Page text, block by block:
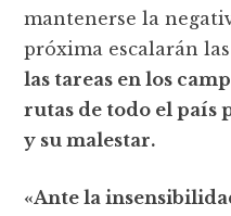
mantenerse la
próxima escalarán
las tareas en los
rutas de todo el país
y su malestar.
«Ante la